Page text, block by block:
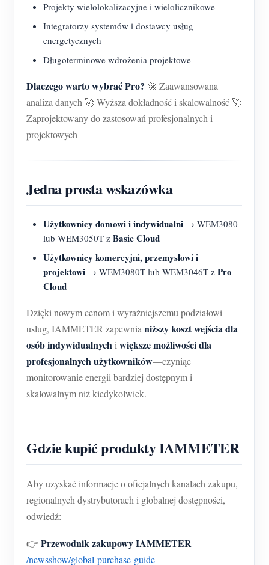
Projekty wielolokalizacyjne i wielolicznikowe
Integratorzy systemów i dostawcy usług
energetycznych
Długoterminowe wdrożenia projektowe
Dlaczego warto wybrać Pro? 🚀 Zaawansowana
analiza danych 🚀 Wyższa dokładność i skalowalność 🚀
Zaprojektowany do zastosowań profesjonalnych i
projektowych
Jedna prosta wskazówka
Użytkownicy domowi i indywidualni → WEM3080
lub WEM3050T z Basic Cloud
Użytkownicy komercyjni, przemysłowi i
projektowi → WEM3080T lub WEM3046T z Pro
Cloud
Dzięki nowym cenom i wyraźniejszemu podziałowi
usług, IAMMETER zapewnianiższy koszt wejścia dla
osób indywidualnychiwiększe możliwości dla
profesjonalnych użytkowników—czyniąc
monitorowanie energii bardziej dostępnym i
skalowalnym niż kiedykolwiek.
Gdzie kupić produkty IAMMETER
Aby uzyskać informacje o oficjalnych kanałach zakupu,
regionalnych dystrybutorach i globalnej dostępności,
odwiedź:
👉 Przewodnik zakupowy IAMMETER
/newsshow/global-purchase-guide